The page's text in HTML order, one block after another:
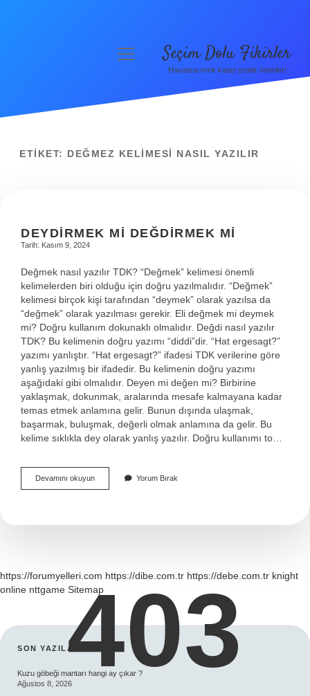
Gizlilik Politikası
menüyü
aç
Seçim Dolu Fikirler
Hayatına renk katan pratik öneriler!
ETIKET: DEĞMEZ KELIMESI NASIL YAZILIR
DEYDIRMEK MI DEĞDIRMEK MI
Tarih: Kasım 9, 2024
Değmek nasıl yazılır TDK? “Değmek” kelimesi önemli
kelimelerden biri olduğu için doğru yazılmalıdır. “Değmek”
kelimesi birçok kişi tarafından “deymek” olarak yazılsa da
“değmek” olarak yazılması gerekir. Eli değmek mi deymek
mi? Doğru kullanım dokunaklı olmalıdır. Değdi nasıl yazılır
TDK? Bu kelimenin doğru yazımı “diddi”dir. “Hat ergesagt?”
yazımı yanlıştır. “Hat ergesagt?” ifadesi TDK verilerine göre
yanlış yazılmış bir ifadedir. Bu kelimenin doğru yazımı
aşağıdaki gibi olmalıdır. Deyen mi değen mi? Birbirine
yaklaşmak, dokunmak, aralarında mesafe kalmayana kadar
temas etmek anlamına gelir. Bunun dışında ulaşmak,
başarmak, buluşmak, değerli olmak anlamına da gelir. Bu
kelime sıklıkla dey olarak yanlış yazılır. Doğru kullanımı to…
Devamını okuyunDeydirmek
Mi
Yorum Bırak
https://forumyelleri.com https://dibe.com.tr https://debe.com.tr knight
online nttgame Sitemap
SIDEBAR
SON YAZILAR
Kuzu göbeği mantarı hangi ay çıkar ?
Ağustos 8, 2026403